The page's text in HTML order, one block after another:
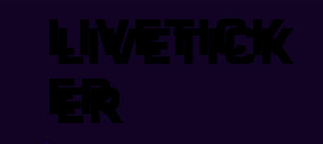
LIVETICK
ER
LIVETICK
ER